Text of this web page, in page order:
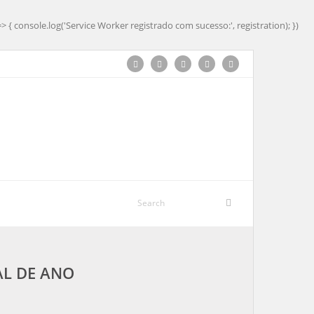
console.log('Service Worker registrado com sucesso:', registration); })
DE ANO